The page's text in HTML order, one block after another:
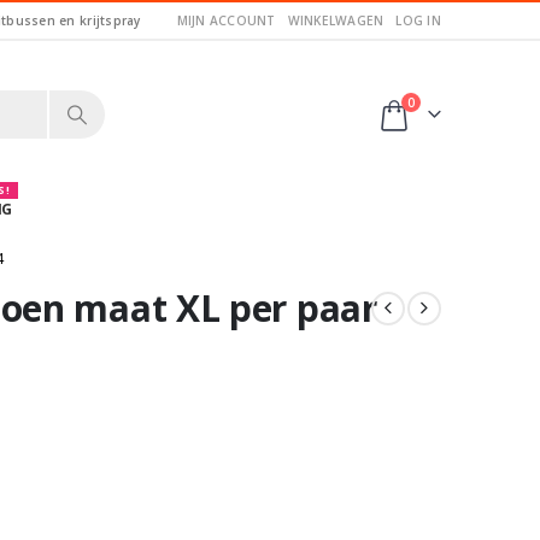
en krijtspray MIJN ACCOUNT WINKELWAGEN LOG IN
0
!
maat XL per paar